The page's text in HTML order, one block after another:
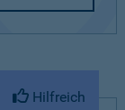
Hilfreich